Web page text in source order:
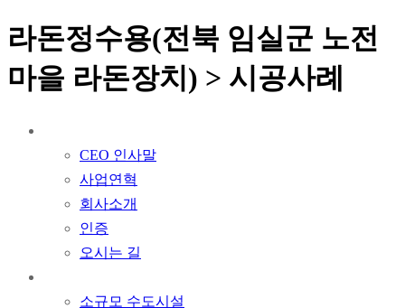
라돈정수용(전북 임실군 노전
마을 라돈장치) > 시공사례
CEO 인사말
사업연혁
회사소개
인증
오시는 길
소규모 수도시설